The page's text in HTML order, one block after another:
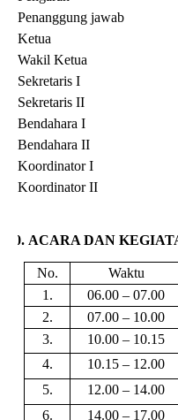
Penanggung jawab
Ketua
Wakil Ketua
Sekretaris I
Sekretaris II
Bendahara I :
Bendahara II :
Koordinator I
Koordinator II
ACARA DAN
No. Waktu
1.
06.00 – 07.00
2.
07.00 – 10.00
3.
10.00 – 10.15
4.
10.15 – 12.00
5.
12.00 – 14.00
6.
14.00 – 17.00